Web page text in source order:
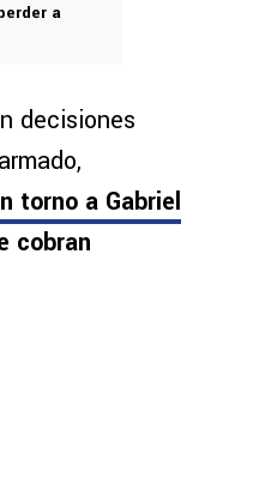
a
decisiones
torno a Gabriel
cobran